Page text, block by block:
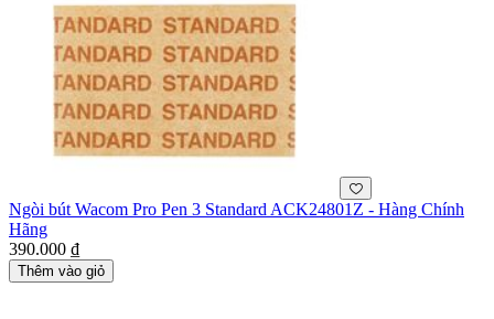
Ngòi bút Wacom Pro Pen 3 Standard ACK24801Z - Hàng Chính
Hãng
390.000 ₫
Thêm vào giỏ